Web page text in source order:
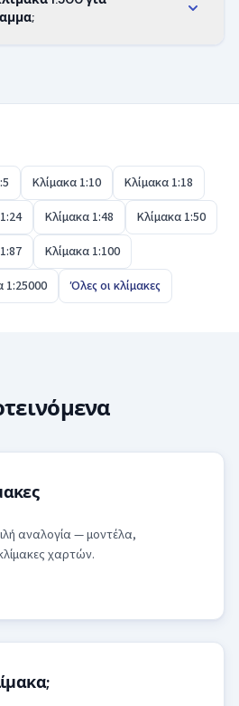
× 0,002 = μήκος στο
αποστάσεις σε ένα φύλλο.
1:100 ή 1:50.
Κλίμακα 1:10
Κλίμακα 1:18
Κλίμακα 1:48
Κλίμακα 1:50
Κλίμακα 1:100
1:25000 Όλες οι κλίμακες
αναλογία — μοντέλα,
χαρτών.